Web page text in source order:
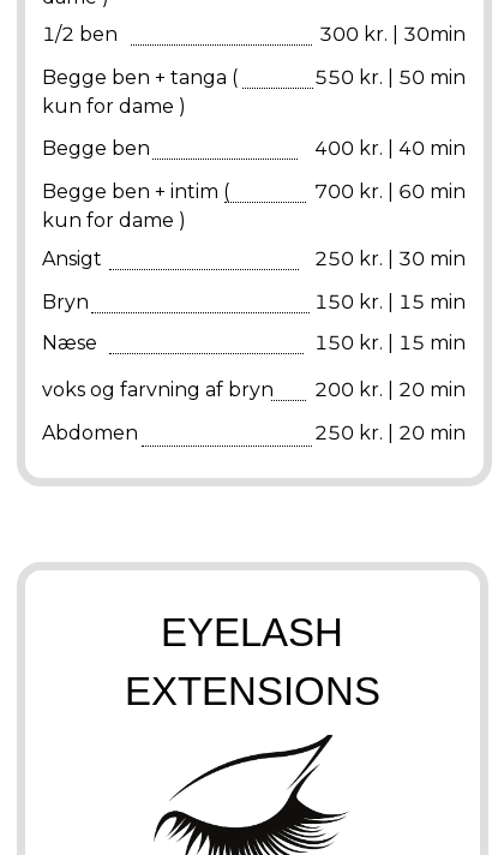
1/2 ben
300 kr. | 30min
Begge ben 400 kr. | 40 min
Begge ben + tanga (
kun for dame )
550 kr. | 50 min
Begge ben + intim (
kun for dame )
700 kr. | 60 min
Ansigt
250 kr. | 30 min
Bryn
150 kr. | 15 min
Næse
150 kr. | 15 min
voks og farvning af bryn
200 kr. | 20 min
Abdomen
250 kr. | 20 min
EYELASH
EXTENSIONS